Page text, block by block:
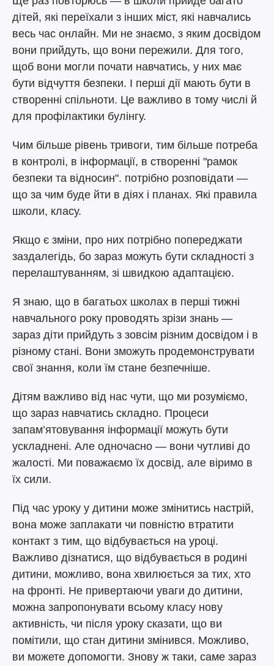
дітей, які переїхали з інших міст, які навчались
весь час онлайн. Ми не знаємо, з яким досвідом
вони прийдуть, що вони пережили. Для того,
щоб вони могли почати навчатись, у них має
бути відчуття безпеки. І перші дії мають бути в
створенні спільноти. Це важливо в тому числі й
для профілактики булінгу.
Чим більше рівень тривоги, тим більше потреба
в контролі, в інформації, в створенні "рамок
безпеки та відносин". потрібно розповідати —
що за чим буде йти в діях і планах. Які правила
школи, класу.
Якщо є зміни, про них потрібно попереджати
заздалегідь, бо зараз можуть бути складності з
перелаштуванням, зі швидкою адаптацією.
Я знаю, що в багатьох школах в перші тижні
навчального року проводять зрізи знань —
зараз діти прийдуть з зовсім різним досвідом і в
різному стані. Вони зможуть продемонструвати
свої знання, коли їм стане безпечніше.
Дітям важливо від нас чути, що ми розуміємо,
що зараз навчатись складно. Процеси
запам’ятовування інформації можуть бути
ускладнені. Але одночасно — вони чутливі до
жалості. Ми поважаємо їх досвід, але віримо в
їх сили.
Під час уроку у дитини може змінитись настрій,
вона може заплакати чи повністю втратити
контакт з тим, що відбувається на уроці.
Важливо дізнатися, що відбувається в родині
дитини, можливо, вона хвилюється за тих, хто
на фронті. Не привертаючи уваги до дитини,
можна запропонувати всьому класу нову
активність, чи після уроку сказати, що ви
помітили, що стан дитини змінився. Можливо,
ви можете допомогти. Знову ж таки, саме зараз